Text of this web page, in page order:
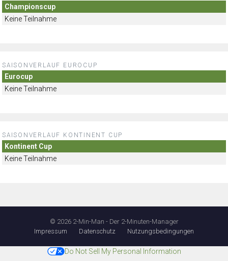
Championscup
Keine Teilnahme
SAISONVERLAUF EUROCUP
Eurocup
Keine Teilnahme
SAISONVERLAUF KONTINENT CUP
Kontinent Cup
Keine Teilnahme
© 2026 2-Min-Man - Der 2-Minuten-Manager
Impressum
Datenschutz Nutzungsbedingungen
Do Not Sell My Personal Information